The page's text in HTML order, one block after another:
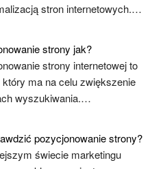
stron internetowych.…
strony jak?
strony internetowej to
ma na celu zwiększenie
wyszukiwania.…
pozycjonowanie strony?
świecie marketingu